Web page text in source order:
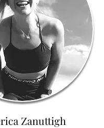
Zanuttigh